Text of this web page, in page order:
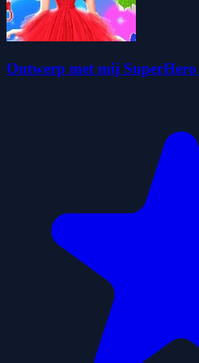
Ontwerp met mij